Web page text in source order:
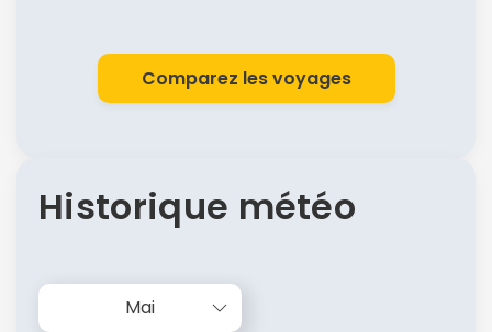
Comparez les voyages
Historique météo
Mai